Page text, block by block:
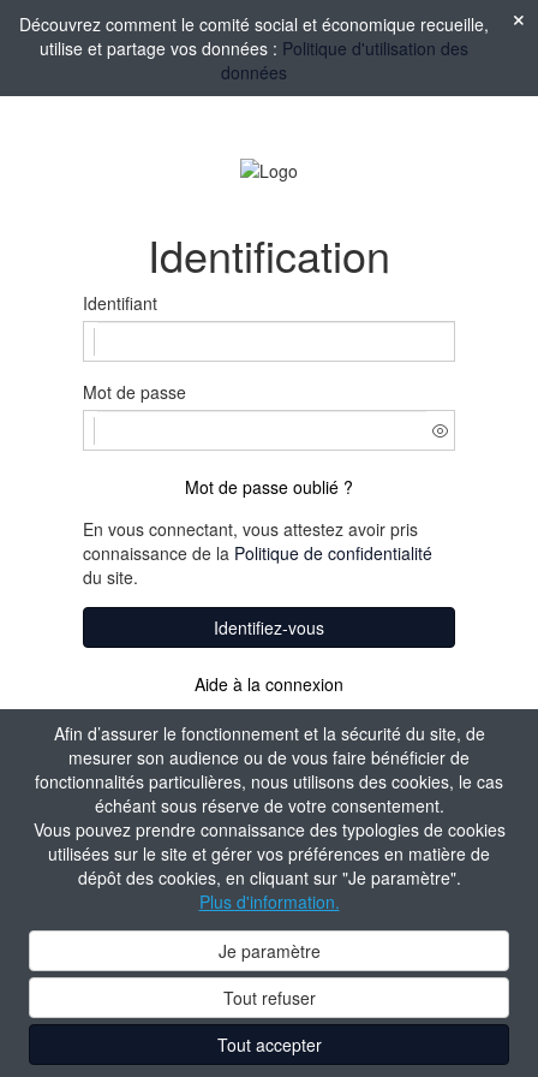
Afin d’assurer le fonctionnement et la sécurité du site, de
mesurer son audience ou de vous faire bénéficier de
fonctionnalités particulières, nous utilisons des cookies, le cas
échéant sous réserve de votre consentement.
Vous pouvez prendre connaissance des typologies de cookies
utilisées sur le site et gérer vos préférences en matière de
dépôt des cookies, en cliquant sur "Je paramètre".
Plus d'information.
Je paramètre
Tout refuser
Tout accepter
Découvrez comment le comité social et économique recueille,
utilise et partage vos données : Politique d'utilisation des
données
Identification
Identifiant
Mot de passe
Mot de passe oublié ?
En vous connectant, vous attestez avoir pris
connaissance de la Politique de confidentialité
du site.
Identifiez-vous
Aide à la connexion